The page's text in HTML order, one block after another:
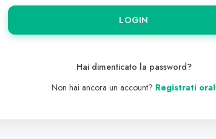
LOGIN
Hai dimenticato la password?
Non hai ancora un account? Registrati ora!